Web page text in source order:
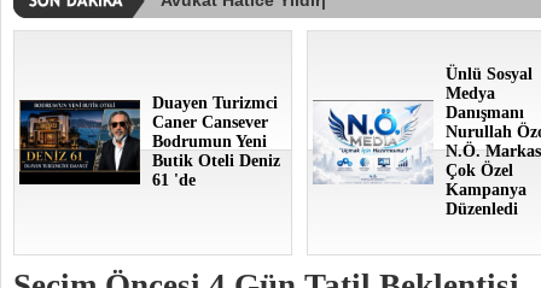
Duayen Turizmci
Caner Cansever
Bodrumun Yeni
Butik Oteli Deniz
61 'de
Ünlü Sosyal
Medya
Danışmanı
Nurullah
N.Ö.
Çok Özel
Kampanya
Düzenledi